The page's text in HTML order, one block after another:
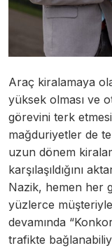
Araç kiralamaya
yüksek olması ve
görevini terk
mağduriyetler de
uzun dönem
karşılaşıldığını
Nazik, hemen her
yüzlerce müşteriyle
devamında
trafikte